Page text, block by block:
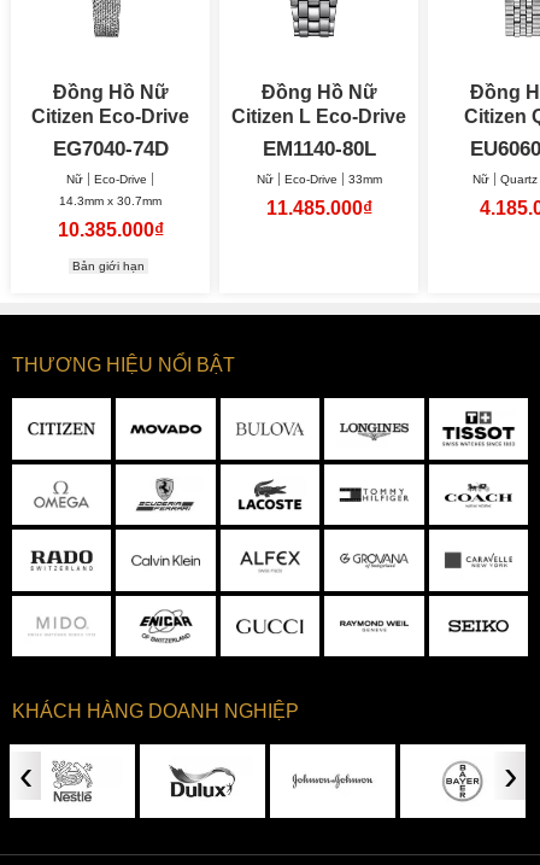
Đồng Hồ Nữ
Citizen Eco-Drive
14.3x30.7mm
EG7040-74D
Nữ
Eco-Drive
14.3mm x 30.7mm
10.385.000₫
Bản giới hạn
Đồng Hồ Nữ
Citizen L Eco-Drive
33mm
EM1140-80L
Nữ Eco-Drive 33mm
11.485.000₫
Đồng
Citizen
Nữ Quartz
THƯƠNG HIỆU NỔI BẬT
KHÁCH HÀNG DOANH NGHIỆP
‹ ›